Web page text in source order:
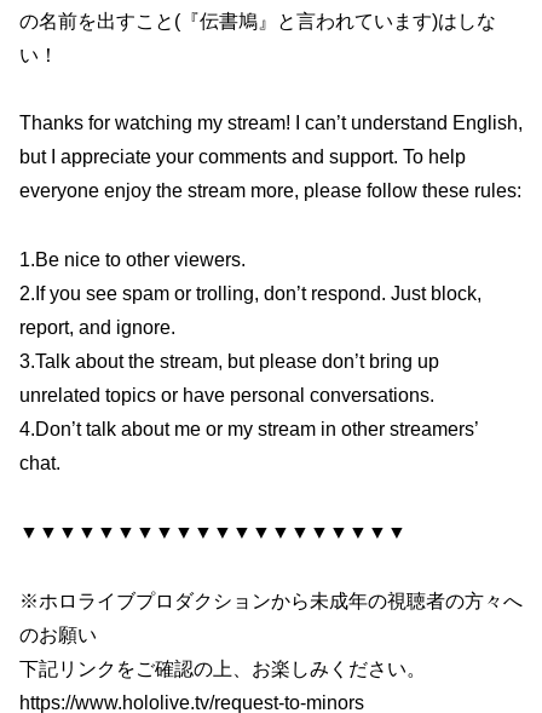
の名前を出すこと(『伝書鳩』と言われています)はしな
い！
Thanks for watching my stream! I can’t understand English,
but I appreciate your comments and support. To help
everyone enjoy the stream more, please follow these rules:
1.Be nice to other viewers.
2.If you see spam or trolling, don’t respond. Just block,
report, and ignore.
3.Talk about the stream, but please don’t bring up
unrelated topics or have personal conversations.
4.Don’t talk about me or my stream in other streamers’
chat.
▼▼▼▼▼▼▼▼▼▼▼▼▼▼▼▼▼▼▼▼
※ホロライブプロダクションから未成年の視聴者の方々へ
のお願い
下記リンクをご確認の上、お楽しみください。
https://www.hololive.tv/request-to-minors